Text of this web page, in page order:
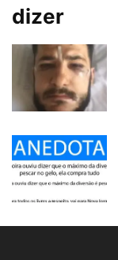
dizer